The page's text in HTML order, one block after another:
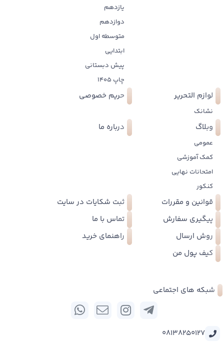
یازدهم
دوازدهم
متوسطه اول
ابتدایی
پیش دبستانی
چاپ 1405
لوازم التحریر
نشانک
حریم خصوصی
وبلاگ
عمومی
کمک آموزشی
امتحانات نهایی
کنکور
درباره ما
قوانین و مقررات
ثبت شکایات در سایت
پیگیری سفارش
تماس با ما
روش ارسال
راهنمای خرید
کیف پول من
شبکه های اجتماعی
08138250127